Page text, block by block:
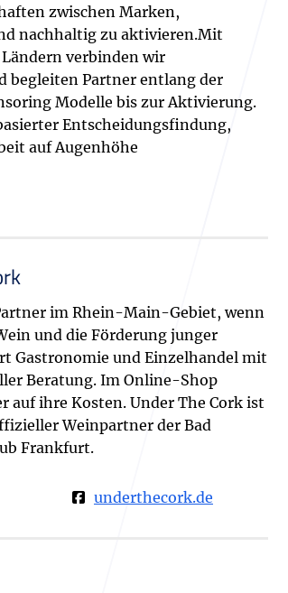
zwischen Marken,
nachhaltig zu aktivieren.Mit
verbinden wir
Partner entlang der
Modelle bis zur Aktivierung.
Entscheidungsfindung,
auf Augenhöhe
im Rhein-Main-Gebiet, wenn
und die Förderung junger
Gastronomie und Einzelhandel mit
Beratung. Im Online-Shop
auf ihre Kosten. Under The Cork ist
Weinpartner der Bad
Frankfurt.
underthecork.de